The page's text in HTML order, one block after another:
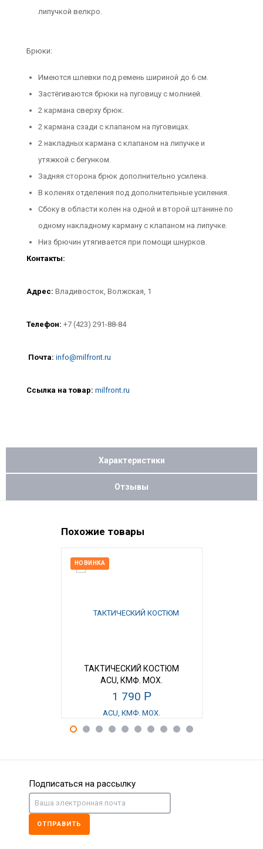
липучкой велкро.
Брюки:
Имеются шлевки под ремень шириной до 6 см.
Застёгиваются брюки на пуговицу с молнией.
2 кармана сверху брюк.
2 кармана сзади с клапаном на пуговицах.
2 накладных кармана с клапаном на липучке и
утяжкой с бегунком.
Задняя сторона брюк дополнительно усилена.
В коленях отделения под дополнительные усиления.
Сбоку в области колен на одной и второй штанине по
одному накладному карману с клапаном на липучке.
Низ брючин утягивается при помощи шнурков.
Контакты:
Адрес: Владивосток, Волжская, 1
Телефон: +7 (423) 291-88-84
Почта: info@milfront.ru
Ссылка на товар: milfront.ru
Характеристики
Отзывы
Похожие товары
НОВИНКА
ТАКТИЧЕСКИЙ КОСТЮМ
ACU, КМФ. МОХ.
ИЗНОСОСТОЙКАЯ ТКАНЬ
1 790 Р
Подписаться на рассылку
ОТПРАВИТЬ